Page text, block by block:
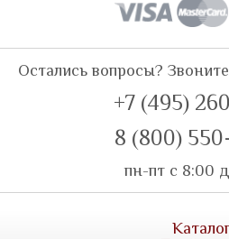
Остались вопросы?
+7 (495)
8 (800)
пн-пт с 8:00